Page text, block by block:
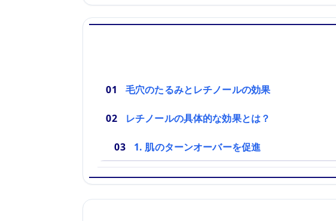
毛穴のたるみとレチノールの効果
レチノールの具体的な効果とは？
1. 肌のターンオーバーを促進